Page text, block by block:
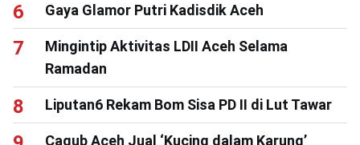
Gaya Glamor Putri Kadisdik Aceh
Mingintip Aktivitas LDII Aceh Selama
Ramadan
Liputan6 Rekam Bom Sisa PD II di Lut Tawar
Cagub Aceh Jual ‘Kucing dalam Karung’